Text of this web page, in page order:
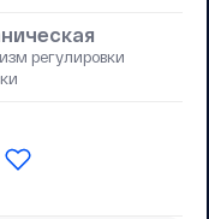
регулировки